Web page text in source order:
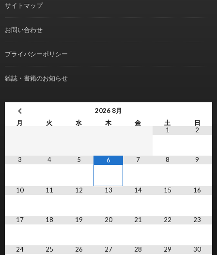
サイトマップ
お問い合わせ
プライバシーポリシー
雑誌・書籍のお知らせ
2026 8月
月
火 水 木 金 土
日
1
2
3 4 5 6 7 8 9
10 11 12 13 14 15 16
17 18 19 20 21 22 23
24 25 26 27 28 29 30